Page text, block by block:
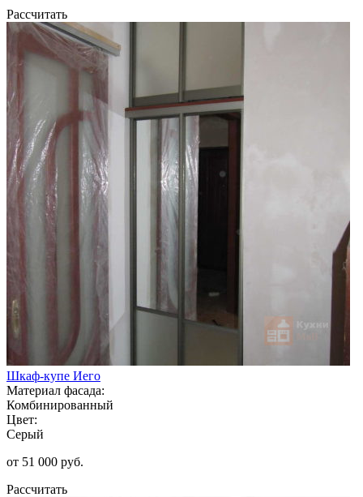
Рассчитать
Шкаф-купе Иего
Материал фасада:
Комбинированный
Цвет:
Серый
от 51 000 руб.
Рассчитать